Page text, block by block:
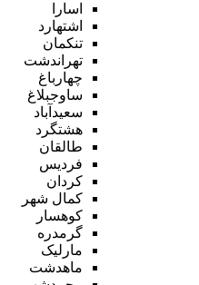
اسارا
اشتهارد
تنکمان
تهراندشت
چهارباغ
ساوجبلاغ
سعیدآباد
هشتگرد
طالقان
فردیس
کردان
کمال شهر
کوهسار
گرمدره
مارلیک
ماهدشت